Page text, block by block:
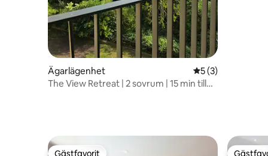
Ägarlägenhet 5 av 5 i
5 (3)
The View Retreat | 2 sovrum | 15 min till
Gästfavorit